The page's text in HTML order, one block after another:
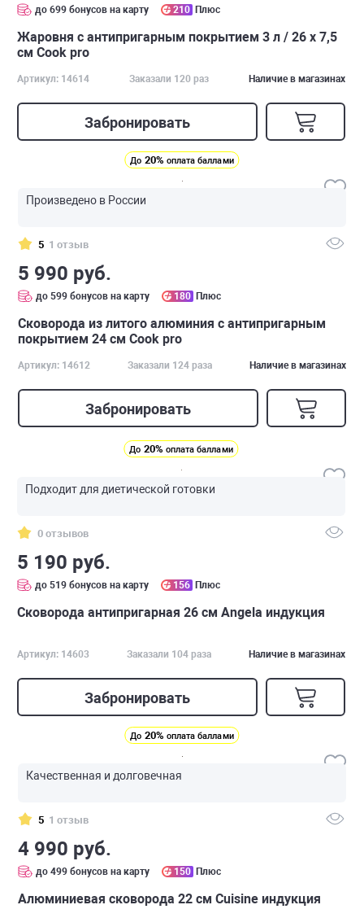
до 699 бонусов на карту 210 Плюс
Жаровня с антипригарным покрытием 3 л / 26 x 7,5
см Cook pro
Артикул: 14614 Заказали 120 раз Наличие в магазинах
Забронировать
До 20% оплата баллами
Произведено в России
5 1 отзыв
5 990 руб.
до 599 бонусов на карту 180 Плюс
Сковорода из литого алюминия с антипригарным
покрытием 24 см Cook pro
Артикул: 14612 Заказали 124 раза Наличие в магазинах
Забронировать
До 20% оплата баллами
Подходит для диетической готовки
0 отзывов
5 190 руб.
до 519 бонусов на карту 156 Плюс
Сковорода антипригарная 26 см Angela индукция
Артикул: 14603 Заказали 104 раза Наличие в магазинах
Забронировать
До 20% оплата баллами
Качественная и долговечная
5 1 отзыв
4 990 руб.
до 499 бонусов на карту 150 Плюс
Алюминиевая сковорода 22 см Cuisine индукция